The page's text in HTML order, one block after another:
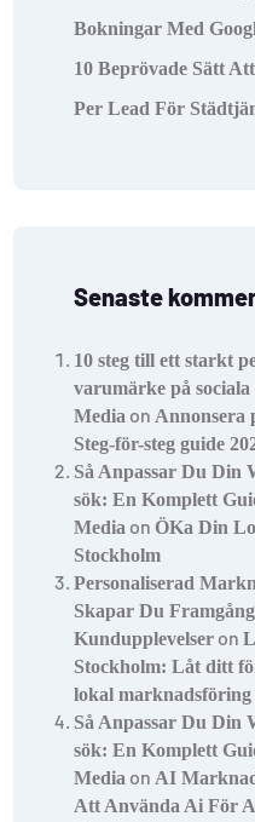
Bokningar Med
10 Beprövade Sätt
Per Lead För
Senaste
10 steg till ett starkt
varumärke på sociala
Media on Annonsera
Steg-för-steg guide
Så Anpassar Du Din
sök: En Komplett
Media on ÖKa Din
Stockholm
Personaliserad
Skapar Du
Kundupplevelser on
Stockholm: Låt ditt
lokal marknadsföring
Så Anpassar Du Din
sök: En Komplett
Media on AI
Att Använda Ai För